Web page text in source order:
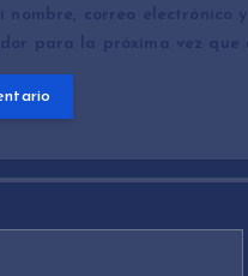
nombre, correo electrónico y
para la próxima vez que